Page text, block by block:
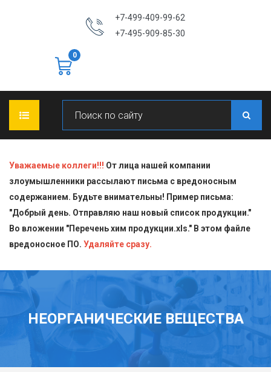
+7-499-409-99-62
+7-495-909-85-30
0
О КОМПАНИИ
ПРОДУКЦИЯ
Блескообразующие добавки
Индикаторы
Кислоты
Пищевая химия для производств
Стандарт-титры
СТАТЬИ
ДОСТАВКА
СЕРТИФИКАТЫ
КОНТАКТЫ
Уважаемые коллеги!!! От лица нашей компании
злоумышленники рассылают письма с вредоносным
содержанием. Будьте внимательны! Пример письма:
"Добрый день. Отправляю наш новый список продукции."
Во вложении "Перечень хим продукции.xls." В этом файле
вредоносное ПО. Удаляйте сразу.
НЕОРГАНИЧЕСКИЕ ВЕЩЕСТВА